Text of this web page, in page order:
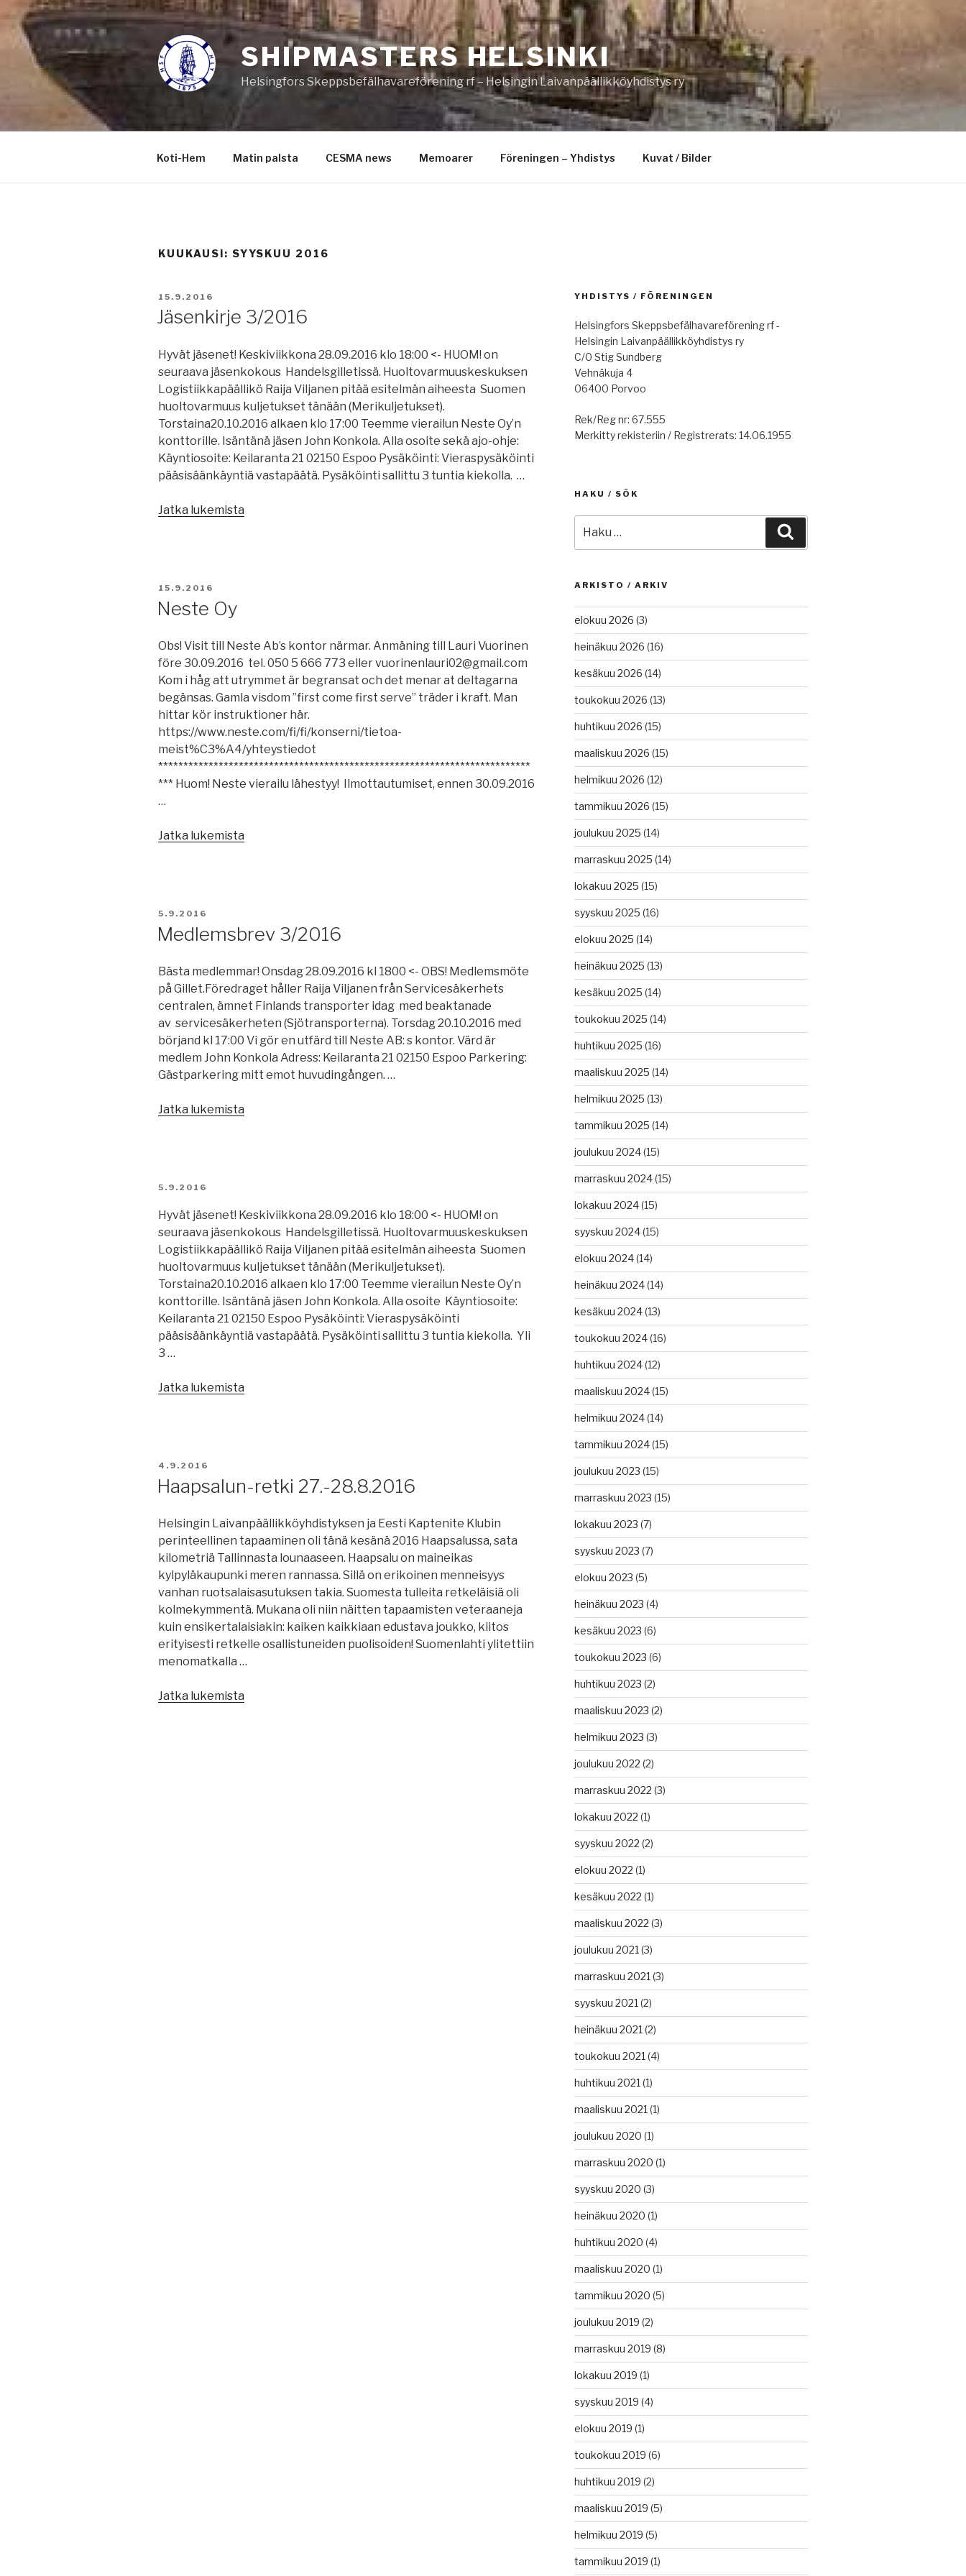
Siirry
sisältöön
SHIPMASTERS HELSINKI
Helsingfors Skeppsbefälhavareförening rf – Helsingin Laivanpäällikköyhdistys ry
Koti-Hem Matin palsta CESMA news Memoarer Föreningen – Yhdistys Kuvat / Bilder
KUUKAUSI: SYYSKUU 2016
JULKAISTU
15.9.2016
Jäsenkirje 3/2016
Hyvät jäsenet! Keskiviikkona 28.09.2016 klo 18:00 <- HUOM! on
seuraava jäsenkokous Handelsgilletissä. Huoltovarmuuskeskuksen
Logistiikkapäällikö Raija Viljanen pitää esitelmän aiheesta Suomen
huoltovarmuus kuljetukset tänään (Merikuljetukset).
Torstaina20.10.2016 alkaen klo 17:00 Teemme vierailun Neste Oy’n
konttorille. Isäntänä jäsen John Konkola. Alla osoite sekä ajo-ohje:
Käyntiosoite: Keilaranta 21 02150 Espoo Pysäköinti: Vieraspysäköinti
pääsisäänkäyntiä vastapäätä. Pysäköinti sallittu 3 tuntia kiekolla. …
Jatka lukemista
JULKAISTU
15.9.2016
Neste Oy
Obs! Visit till Neste Ab’s kontor närmar. Anmäning till Lauri Vuorinen
före 30.09.2016 tel. 050 5 666 773 eller vuorinenlauri02@gmail.com
Kom i håg att utrymmet är begransat och det menar at deltagarna
begänsas. Gamla visdom ”first come first serve” träder i kraft. Man
hittar kör instruktioner här.
https://www.neste.com/fi/fi/konserni/tietoa-
meist%C3%A4/yhteystiedot
**************************************************************************
*** Huom! Neste vierailu lähestyy! Ilmottautumiset, ennen 30.09.2016
…
Jatka lukemista
JULKAISTU
5.9.2016
Medlemsbrev 3/2016
Bästa medlemmar! Onsdag 28.09.2016 kl 1800 <- OBS! Medlemsmöte
på Gillet.Föredraget håller Raija Viljanen från Servicesäkerhets
centralen, ämnet Finlands transporter idag med beaktanade
av servicesäkerheten (Sjötransporterna). Torsdag 20.10.2016 med
börjand kl 17:00 Vi gör en utfärd till Neste AB: s kontor. Värd är
medlem John Konkola Adress: Keilaranta 21 02150 Espoo Parkering:
Gästparkering mitt emot huvudingången. …
Jatka lukemista
JULKAISTU
5.9.2016
Hyvät jäsenet! Keskiviikkona 28.09.2016 klo 18:00 <- HUOM! on
seuraava jäsenkokous Handelsgilletissä. Huoltovarmuuskeskuksen
Logistiikkapäällikö Raija Viljanen pitää esitelmän aiheesta Suomen
huoltovarmuus kuljetukset tänään (Merikuljetukset).
Torstaina20.10.2016 alkaen klo 17:00 Teemme vierailun Neste Oy’n
konttorille. Isäntänä jäsen John Konkola. Alla osoite Käyntiosoite:
Keilaranta 21 02150 Espoo Pysäköinti: Vieraspysäköinti
pääsisäänkäyntiä vastapäätä. Pysäköinti sallittu 3 tuntia kiekolla. Yli
3 …
Jatka lukemista
JULKAISTU
4.9.2016
Haapsalun-retki 27.-28.8.2016
Helsingin Laivanpäällikköyhdistyksen ja Eesti Kaptenite Klubin
perinteellinen tapaaminen oli tänä kesänä 2016 Haapsalussa, sata
kilometriä Tallinnasta lounaaseen. Haapsalu on maineikas
kylpyläkaupunki meren rannassa. Sillä on erikoinen menneisyys
vanhan ruotsalaisasutuksen takia. Suomesta tulleita retkeläisiä oli
kolmekymmentä. Mukana oli niin näitten tapaamisten veteraaneja
kuin ensikertalaisiakin: kaiken kaikkiaan edustava joukko, kiitos
erityisesti retkelle osallistuneiden puolisoiden! Suomenlahti ylitettiin
menomatkalla …
Jatka lukemista
YHDISTYS / FÖRENINGEN
Helsingfors Skeppsbefälhavareförening rf -
Helsingin Laivanpäällikköyhdistys ry
C/0 Stig Sundberg
Vehnäkuja 4
06400 Porvoo
Rek/Reg nr: 67.555
Merkitty rekisteriin / Registrerats: 14.06.1955
HAKU / SÖK
ARKISTO / ARKIV
elokuu 2026 (3)
heinäkuu 2026 (16)
kesäkuu 2026 (14)
toukokuu 2026 (13)
huhtikuu 2026 (15)
maaliskuu 2026 (15)
helmikuu 2026 (12)
tammikuu 2026 (15)
joulukuu 2025 (14)
marraskuu 2025 (14)
lokakuu 2025 (15)
syyskuu 2025 (16)
elokuu 2025 (14)
heinäkuu 2025 (13)
kesäkuu 2025 (14)
toukokuu 2025 (14)
huhtikuu 2025 (16)
maaliskuu 2025 (14)
helmikuu 2025 (13)
tammikuu 2025 (14)
joulukuu 2024(15)
marraskuu 2024(15)
lokakuu 2024(15)
syyskuu 2024(15)
elokuu 2024(14)
heinäkuu 2024(14)
kesäkuu 2024(13)
toukokuu 2024(16)
huhtikuu 2024(12)
maaliskuu 2024(15)
helmikuu 2024(14)
tammikuu 2024(15)
joulukuu 2023 (15)
marraskuu 2023 (15)
lokakuu 2023 (7)
syyskuu 2023 (7)
elokuu 2023 (5)
heinäkuu 2023 (4)
kesäkuu 2023 (6)
toukokuu 2023 (6)
huhtikuu 2023 (2)
maaliskuu 2023 (2)
helmikuu 2023 (3)
joulukuu 2022 (2)
marraskuu 2022 (3)
lokakuu 2022 (1)
syyskuu 2022 (2)
elokuu 2022 (1)
kesäkuu 2022 (1)
maaliskuu 2022 (3)
joulukuu 2021 (3)
marraskuu 2021 (3)
syyskuu 2021 (2)
heinäkuu 2021 (2)
toukokuu 2021 (4)
huhtikuu 2021 (1)
maaliskuu 2021 (1)
joulukuu 2020 (1)
marraskuu 2020 (1)
syyskuu 2020 (3)
heinäkuu 2020 (1)
huhtikuu 2020 (4)
maaliskuu 2020 (1)
tammikuu 2020 (5)
joulukuu 2019 (2)
marraskuu 2019 (8)
lokakuu 2019 (1)
syyskuu 2019 (4)
elokuu 2019 (1)
toukokuu 2019 (6)
huhtikuu 2019 (2)
maaliskuu 2019 (5)
helmikuu 2019 (5)
tammikuu 2019 (1)